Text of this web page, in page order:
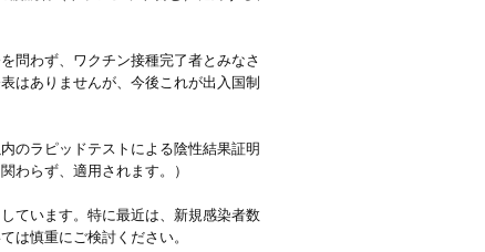
問わず、ワクチン接種完了者とみなさ
はありませんが、今後これが出入国制
のラピッドテストによる陰性結果証明
わらず、適用されます。）
ています。特に最近は、新規感染者数
は慎重にご検討ください。